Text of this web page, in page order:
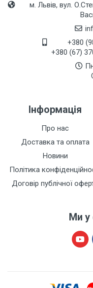
м. Львів, вул.
+380
+380 (67)
Інформація
Про нас
Доставка та оплата
Новини
Політика
Договір публічної
Ми у